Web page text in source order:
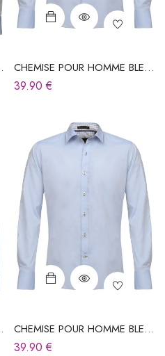
CHEMISE POUR HOMME BLEU
CIEL
39.90€
CHEMISE POUR HOMME BLEU
CIEL
39.90€